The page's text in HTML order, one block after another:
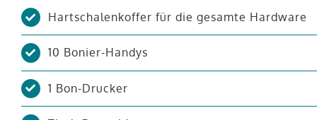
Hartschalenkoffer für die gesamte Hardware
10 Bonier-Handys
1 Bon-Drucker